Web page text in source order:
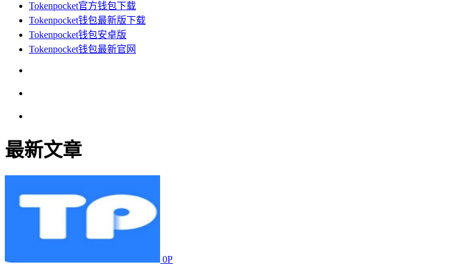
Tokenpocket官方钱包下载
Tokenpocket钱包最新版下载
Tokenpocket钱包安卓版
Tokenpocket钱包最新官网
最新文章
0P